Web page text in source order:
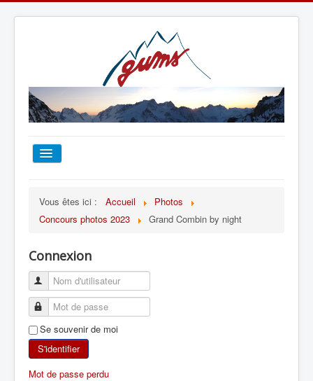
TOUT SUR LE GUMS
ESCALADE
ALPINISME
SKI DE RANDONNÉE
Vous êtes ici : Accueil
Photos
Concours photos 2023
Grand Combin by night
Connexion
Se souvenir de moi
S'identifier
Mot de passe perdu